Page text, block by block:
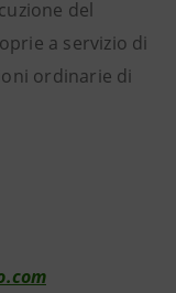
del
a servizio di
ordinarie di